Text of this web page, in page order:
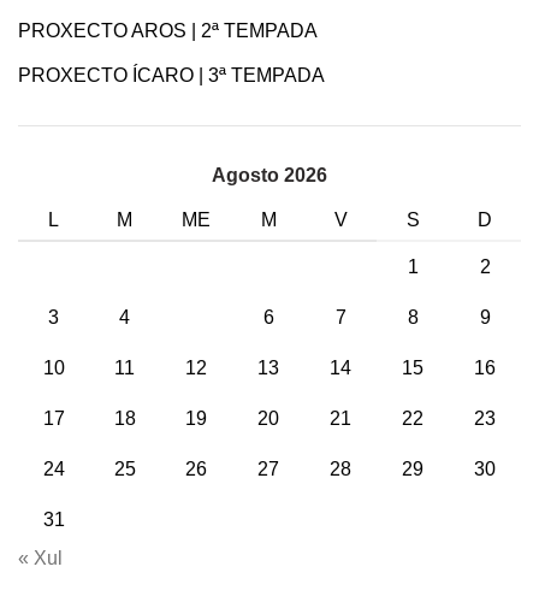
PROXECTO AROS | 2ª TEMPADA
PROXECTO ÍCARO | 3ª TEMPADA
Agosto 2026
L M ME M V S D
1 2
3 4 6 7 8 9
10 11 12 13 14 15 16
17 18 19 20 21 22 23
24 25 26 27 28 29 30
31
« Xul